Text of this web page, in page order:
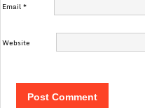
Email*
Website